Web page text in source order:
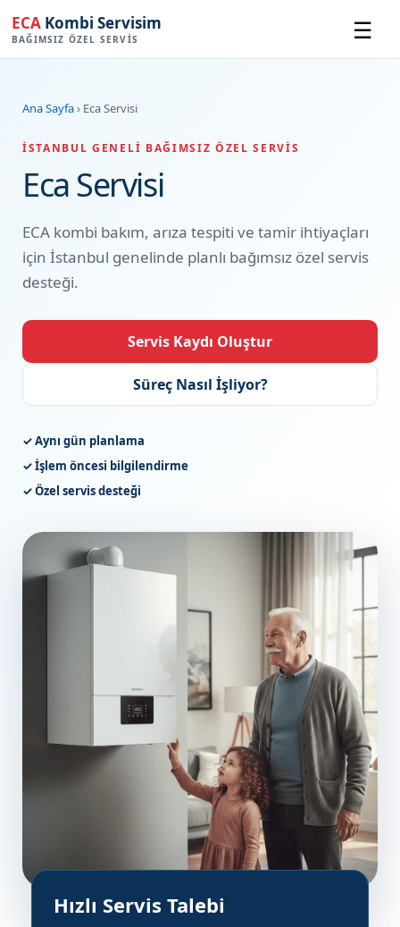
ECA Kombi Servisim
BAĞIMSIZ ÖZEL SERVIS ☰
Ana Sayfa› Eca Servisi
İSTANBUL GENELI BAĞIMSIZ ÖZEL SERVIS
Eca Servisi
ECA kombi bakım, arıza tespiti ve tamir ihtiyaçları
için İstanbul genelinde planlı bağımsız özel servis
desteği.
Servis Kaydı Oluştur
Süreç Nasıl İşliyor?
✓ Aynı gün planlama
✓ İşlem öncesi bilgilendirme
✓ Özel servis desteği
Hızlı Servis Talebi